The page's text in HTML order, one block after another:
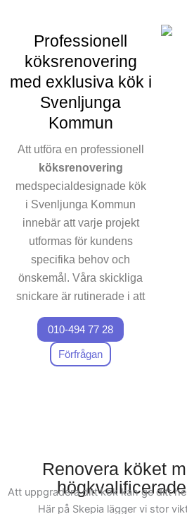
Professionell
köksrenovering
med exklusiva kök i
Svenljunga
Kommun
Att utföra en professionell
köksrenovering
medspecialdesignade kök
i Svenljunga Kommun
innebär att varje projekt
utformas för kundens
specifika behov och
önskemål. Våra skickliga
snickare är rutinerade i att
skapa skräddarsydda
köksdesigns som
maximerar funktionalitet
och estetik i varje
att ditt nya kök kommer att
spegla dina visioner och
förbättra hemmets värde.
010-494 77 28
Förfrågan
Renovera köket
Att uppgradera ditt kök kan ge ditt
Här på Skepia lägger vi stor